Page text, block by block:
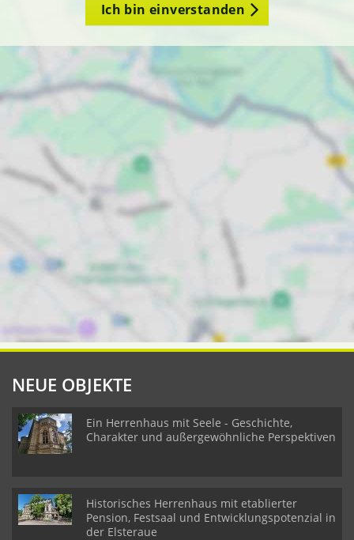
Ich bin einverstanden
NEUE OBJEKTE
Ein Herrenhaus mit Seele - Geschichte,
Charakter und außergewöhnliche Perspektiven
Historisches Herrenhaus mit etablierter
Pension, Festsaal und Entwicklungspotenzial in
der Elsteraue